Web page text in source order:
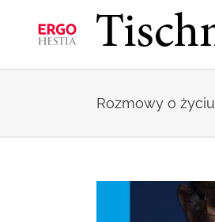
zawartości
Rozmowy o życiu